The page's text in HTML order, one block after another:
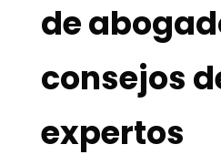
de
consejos
expertos